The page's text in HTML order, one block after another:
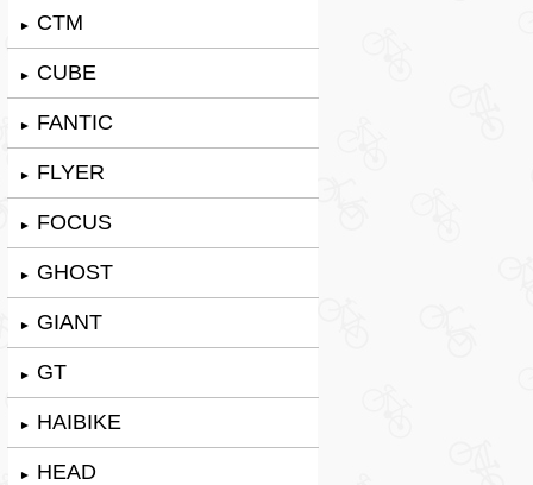
► CTM
► CUBE
► FANTIC
► FLYER
► FOCUS
► GHOST
► GIANT
► GT
► HAIBIKE
► HEAD